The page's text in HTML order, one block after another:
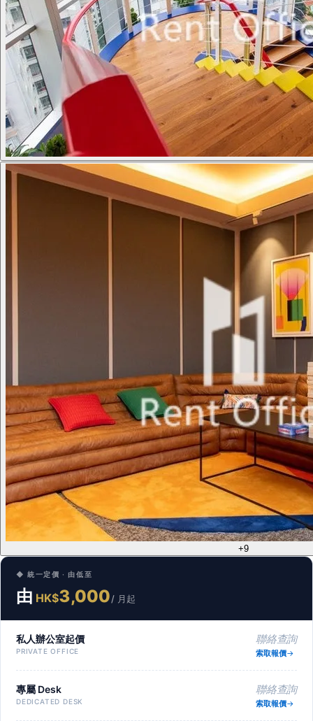
+9
◆ 統一定價 · 由低至
由 HK$3,000/ 月起
私人辦公室起價
PRIVATE OFFICE
聯絡查詢
索取報價
專屬 Desk
DEDICATED DESK
聯絡查詢
索取報價